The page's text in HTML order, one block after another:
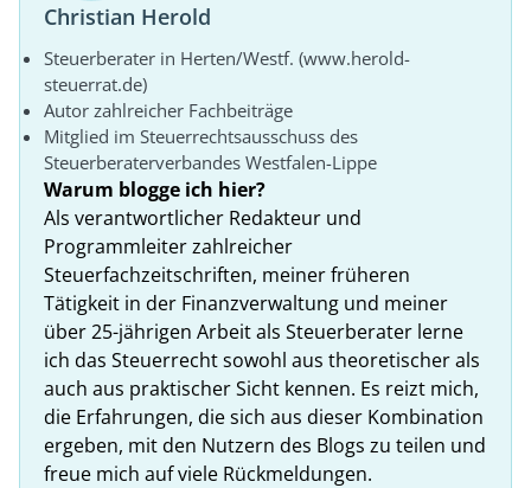
Christian Herold
Steuerberater in Herten/Westf. (www.herold-
steuerrat.de)
Autor zahlreicher Fachbeiträge
Mitglied im Steuerrechtsausschuss des
Steuerberaterverbandes Westfalen-Lippe
Warum blogge ich hier?
Als verantwortlicher Redakteur und
Programmleiter zahlreicher
Steuerfachzeitschriften, meiner früheren
Tätigkeit in der Finanzverwaltung und meiner
über 25-jährigen Arbeit als Steuerberater lerne
ich das Steuerrecht sowohl aus theoretischer als
auch aus praktischer Sicht kennen. Es reizt mich,
die Erfahrungen, die sich aus dieser Kombination
ergeben, mit den Nutzern des Blogs zu teilen und
freue mich auf viele Rückmeldungen.